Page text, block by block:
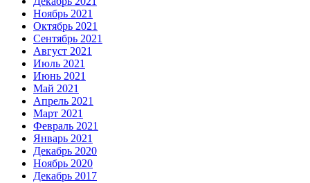
Ноябрь 2021
Октябрь 2021
Сентябрь 2021
Август 2021
Июль 2021
Июнь 2021
Май 2021
Апрель 2021
Март 2021
Февраль 2021
Январь 2021
Декабрь 2020
Ноябрь 2020
Декабрь 2017